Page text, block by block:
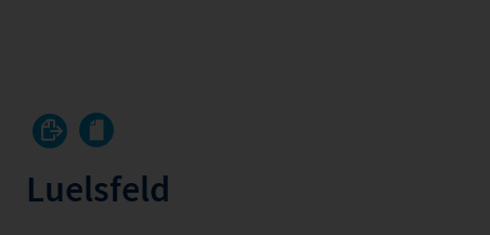
Luelsfeld